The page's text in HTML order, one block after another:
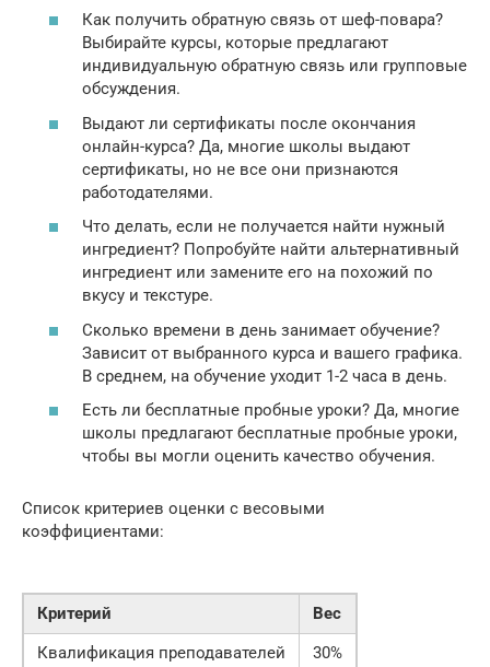
Как получить обратную связь от шеф-повара?
Выбирайте курсы, которые предлагают
индивидуальную обратную связь или групповые
обсуждения.
Выдают ли сертификаты после окончания
онлайн-курса? Да, многие школы выдают
сертификаты, но не все они признаются
работодателями.
Что делать, если не получается найти нужный
ингредиент? Попробуйте найти альтернативный
ингредиент или замените его на похожий по
вкусу и текстуре.
Сколько времени в день занимает обучение?
Зависит от выбранного курса и вашего графика.
В среднем, на обучение уходит 1-2 часа в день.
Есть ли бесплатные пробные уроки? Да, многие
школы предлагают бесплатные пробные уроки,
чтобы вы могли оценить качество обучения.
Список критериев оценки с весовыми
коэффициентами:
Критерий
Вес
Квалификация преподавателей
30%